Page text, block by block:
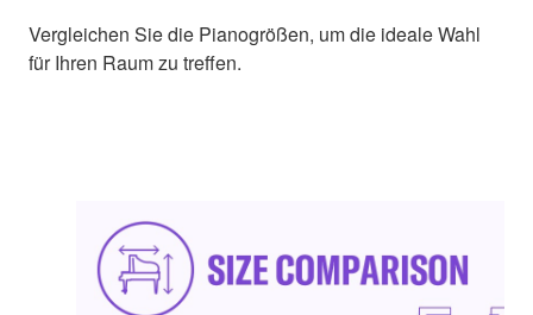
Vergleichen Sie die Pianogrößen, um die ideale Wahl
für Ihren Raum zu treffen.